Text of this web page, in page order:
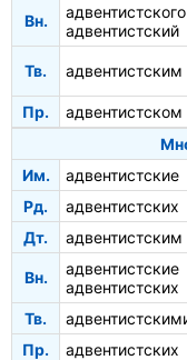
Вн.
адвентистского
адвентистский
Тв. адвентистским
Пр. адвентистском
Им.
адвентистские
Рд.
адвентистских
Дт.
адвентистским
Вн.
адвентистские
адвентистских
Тв.
Пр.
адвентистских